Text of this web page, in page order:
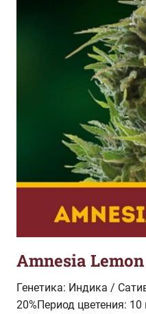
Amnesia Lemon
Генетика: Индика /
20%Период цветения: